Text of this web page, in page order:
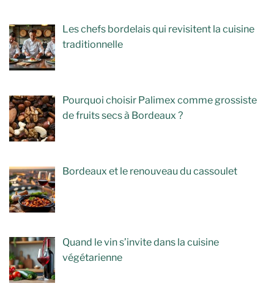
Les chefs bordelais qui revisitent la cuisine
traditionnelle
Pourquoi choisir Palimex comme grossiste
de fruits secs à Bordeaux ?
Bordeaux et le renouveau du cassoulet
Quand le vin s’invite dans la cuisine
végétarienne